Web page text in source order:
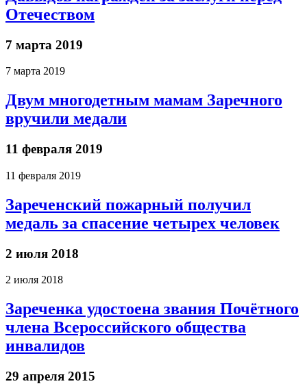
Отечеством
7 марта 2019
7 марта 2019
Двум многодетным мамам Заречного
вручили медали
11 февраля 2019
11 февраля 2019
Зареченский пожарный получил
медаль за спасение четырех человек
2 июля 2018
2 июля 2018
Зареченка удостоена звания Почётного
члена Всероссийского общества
инвалидов
29 апреля 2015